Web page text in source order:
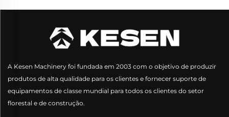
A Kesen Machinery foi fundada em 2003 com o objetivo de produzir
produtos de alta qualidade para os clientes e fornecer suporte de
equipamentos de classe mundial para todos os clientes do setor
florestal e de construção.